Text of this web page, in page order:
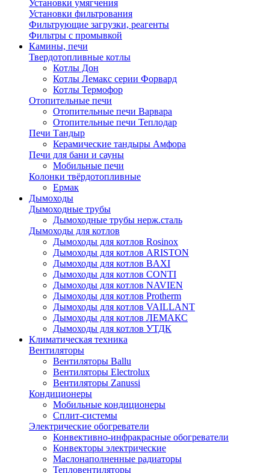
Установки умягчения
Установки фильтрования
Фильтрующие загрузки, реагенты
Фильтры с промывкой
Камины, печи
Твердотопливные котлы
Котлы Дон
Котлы Лемакс серии Форвард
Котлы Термофор
Отопительные печи
Отопительные печи Варвара
Отопительные печи Теплодар
Печи Тандыр
Керамические тандыры Амфора
Печи для бани и сауны
Мобильные печи
Колонки твёрдотопливные
Ермак
Дымоходы
Дымоходные трубы
Дымоходные трубы нерж.сталь
Дымоходы для котлов
Дымоходы для котлов Rosinox
Дымоходы для котлов ARISTON
Дымоходы для котлов BAXI
Дымоходы для котлов CONTI
Дымоходы для котлов NAVIEN
Дымоходы для котлов Protherm
Дымоходы для котлов VAILLANT
Дымоходы для котлов ЛЕМАКС
Дымоходы для котлов УТДК
Климатическая техника
Вентиляторы
Вентиляторы Ballu
Вентиляторы Electrolux
Вентиляторы Zanussi
Кондиционеры
Мобильные кондиционеры
Сплит-системы
Электрические обогреватели
Конвективно-инфракрасные обогреватели
Конвекторы электрические
Маслонаполненные радиаторы
Тепловентиляторы